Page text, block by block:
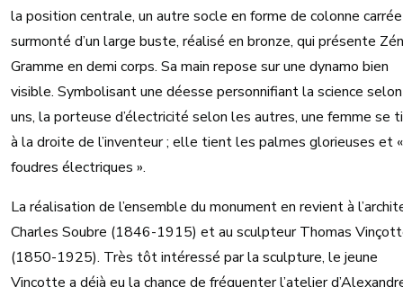
la position centrale, un autre socle en forme de colonne
surmonté d’un large buste, réalisé en bronze, qui présente
Gramme en demi corps. Sa main repose sur une dynamo bien
visible. Symbolisant une déesse personnifiant la science
uns, la porteuse d’électricité selon les autres, une femme se
à la droite de l’inventeur ; elle tient les palmes glorieuses et
foudres électriques ».
La réalisation de l’ensemble du monument en revient à
Charles Soubre (1846-1915) et au sculpteur Thomas
(1850-1925). Très tôt intéressé par la sculpture, le jeune
Vinçotte a déjà eu la chance de fréquenter l’atelier